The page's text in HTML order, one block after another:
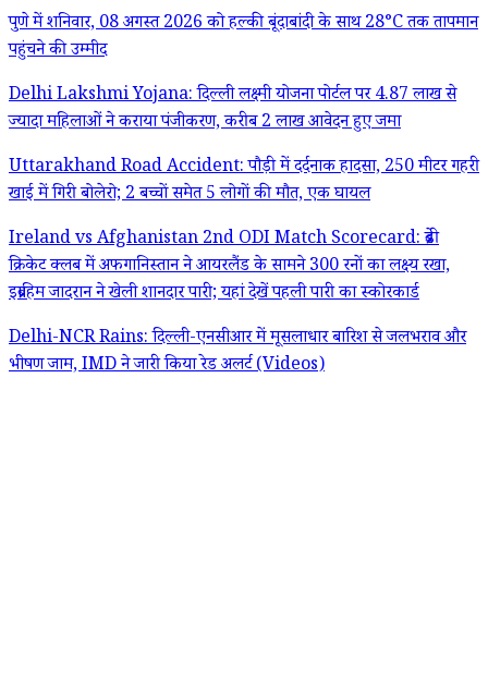
पुणे में शनिवार, 08 अगस्त 2026 को हल्की बूंदाबांदी के साथ 28°C तक तापमान
पहुंचने की उम्मीद
Delhi Lakshmi Yojana: दिल्ली लक्ष्मी योजना पोर्टल पर 4.87 लाख से
ज्यादा महिलाओं ने कराया पंजीकरण, करीब 2 लाख आवेदन हुए जमा
Uttarakhand Road Accident: पौड़ी में दर्दनाक हादसा, 250 मीटर गहरी
खाई में गिरी बोलेरो; 2 बच्चों समेत 5 लोगों की मौत, एक घायल
Ireland vs Afghanistan 2nd ODI Match Scorecard: ब्रेडी
क्रिकेट क्लब में अफगानिस्तान ने आयरलैंड के सामने 300 रनों का लक्ष्य रखा,
इब्राहिम जादरान ने खेली शानदार पारी; यहां देखें पहली पारी का स्कोरकार्ड
Delhi-NCR Rains: दिल्ली-एनसीआर में मूसलाधार बारिश से जलभराव और
भीषण जाम, IMD ने जारी किया रेड अलर्ट (Videos)